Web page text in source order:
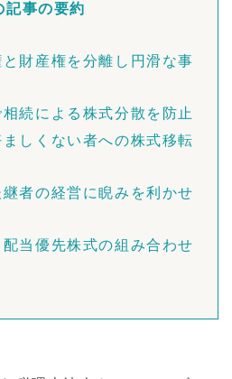
事の要約
財産権を分離し円滑な事
続による株式分散を防止
しくない者への株式移転
者の経営に睨みを利かせ
当優先株式の組み合わせ